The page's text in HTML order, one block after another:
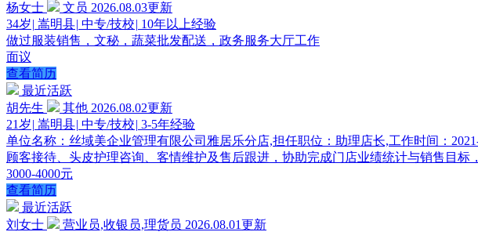
杨女士
文员 2026.08.03更新
34岁| 嵩明县| 中专/技校| 10年以上经验
做过服装销售，文秘，蔬菜批发配送，政务服务大厅工作
面议
查看简历
最近活跃
胡先生
其他 2026.08.02更新
21岁| 嵩明县| 中专/技校| 3-5年经验
单位名称：丝域美企业管理有限公司雅居乐分店,担任职位：助理店长,工作时间：
顾客接待、头皮护理咨询、客情维护及售后跟进，协助完成门店业绩统计与销售目
3000-4000元
查看简历
最近活跃
刘女士
营业员,收银员,理货员 2026.08.01更新